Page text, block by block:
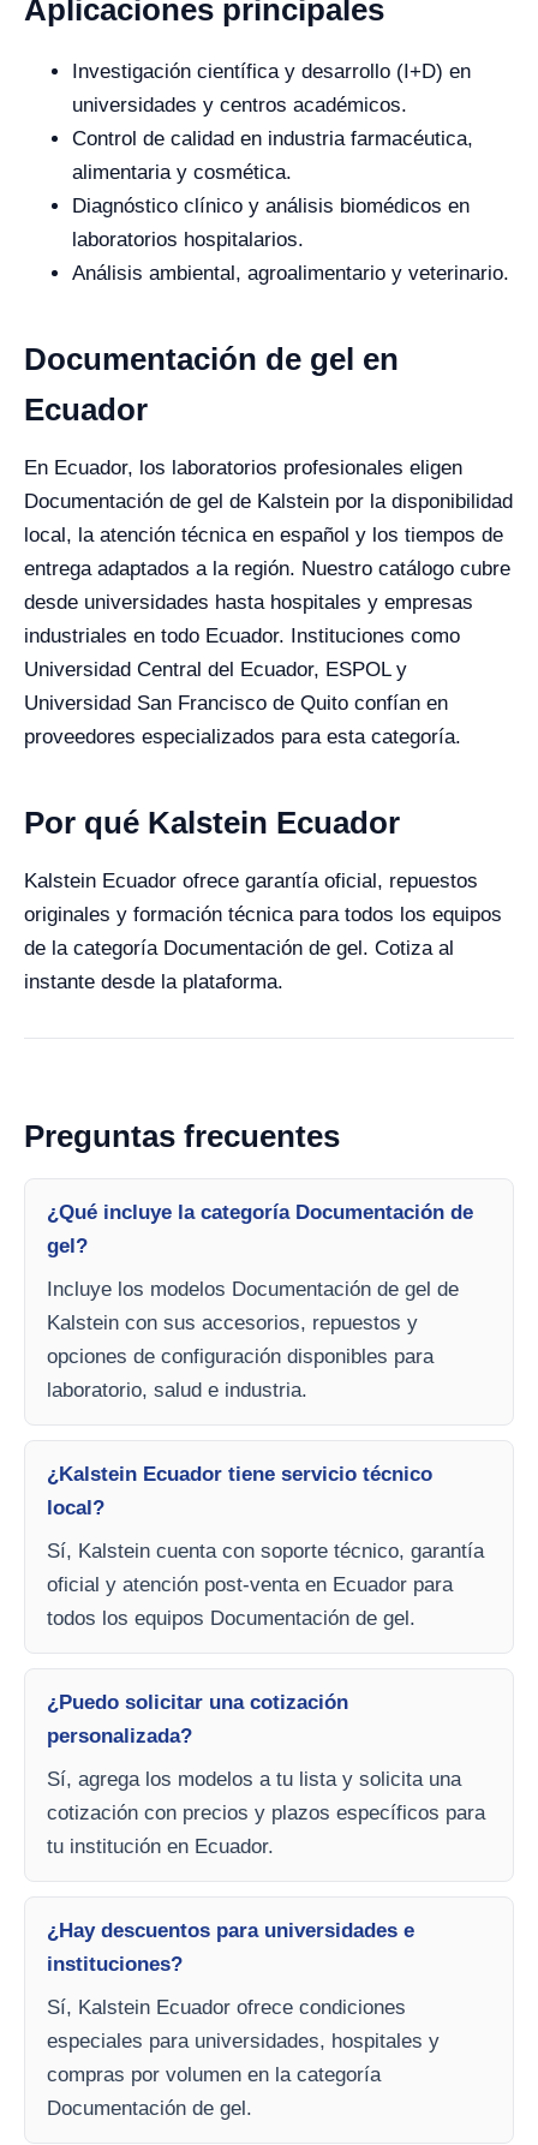
Aplicaciones principales
Investigación científica y desarrollo (I+D) en
universidades y centros académicos.
Control de calidad en industria farmacéutica,
alimentaria y cosmética.
Diagnóstico clínico y análisis biomédicos en
laboratorios hospitalarios.
Análisis ambiental, agroalimentario y veterinario.
Documentación de gel en
Ecuador
En Ecuador, los laboratorios profesionales eligen
Documentación de gel de Kalstein por la disponibilidad
local, la atención técnica en español y los tiempos de
entrega adaptados a la región. Nuestro catálogo cubre
desde universidades hasta hospitales y empresas
industriales en todo Ecuador. Instituciones como
Universidad Central del Ecuador, ESPOL y
Universidad San Francisco de Quito confían en
proveedores especializados para esta categoría.
Por qué Kalstein Ecuador
Kalstein Ecuador ofrece garantía oficial, repuestos
originales y formación técnica para todos los equipos
de la categoría Documentación de gel. Cotiza al
instante desde la plataforma.
Preguntas frecuentes
¿Qué incluye la categoría Documentación de
gel?
Incluye los modelos Documentación de gel de
Kalstein con sus accesorios, repuestos y
opciones de configuración disponibles para
laboratorio, salud e industria.
¿Kalstein Ecuador tiene servicio técnico
local?
Sí, Kalstein cuenta con soporte técnico, garantía
oficial y atención post-venta en Ecuador para
todos los equipos Documentación de gel.
¿Puedo solicitar una cotización
personalizada?
Sí, agrega los modelos a tu lista y solicita una
cotización con precios y plazos específicos para
tu institución en Ecuador.
¿Hay descuentos para universidades e
instituciones?
Sí, Kalstein Ecuador ofrece condiciones
especiales para universidades, hospitales y
compras por volumen en la categoría
Documentación de gel.